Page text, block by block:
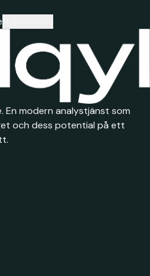
En modern analystjänst som
och dess potential på ett